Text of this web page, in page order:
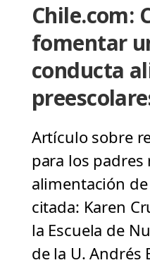
Chile.com:
fomentar
conducta
Artículo sobre
para los padres
alimentación
citada: Karen
la Escuela de
de la U. Andrés